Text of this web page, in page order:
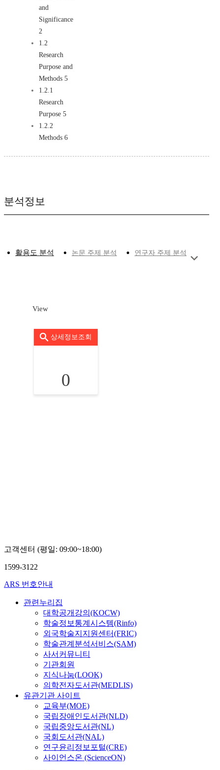
and
Significance
2
1.2
Research
Purpose and
Methods 5
1.2.1
Research
Purpose 5
1.2.2
Methods 6
분석정보
활용도 분석 논문 주제 분석 연구자 주제 분석
View
상세정보조회
0
고객센터 (평일: 09:00~18:00)
1599-3122
ARS 번호안내
관련누리집
대학공개강의(KOCW)
학술정보통계시스템(Rinfo)
외국학술지지원센터(FRIC)
학술관계분석서비스(SAM)
사서커뮤니티
기관회원
지식나눔(LOOK)
의학전자도서관(MEDLIS)
유관기관 사이트
교육부(MOE)
국립장애인도서관(NLD)
국립중앙도서관(NL)
국회도서관(NAL)
연구윤리정보포털(CRE)
사이언스온 (ScienceON)